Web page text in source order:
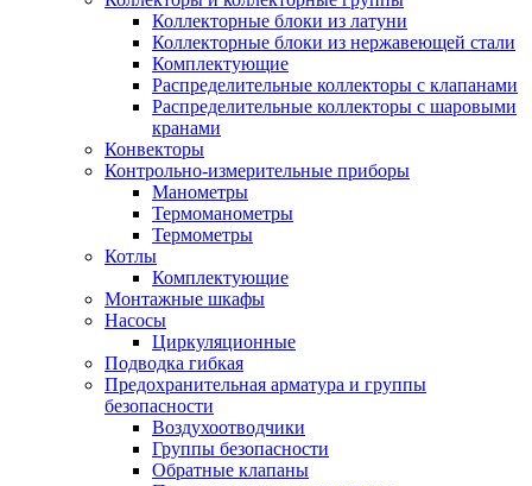
Коллекторные блоки из латуни
Коллекторные блоки из нержавеющей стали
Комплектующие
Распределительные коллекторы с клапанами
Распределительные коллекторы с шаровыми
кранами
Конвекторы
Контрольно-измерительные приборы
Манометры
Термоманометры
Термометры
Котлы
Комплектующие
Монтажные шкафы
Насосы
Циркуляционные
Подводка гибкая
Предохранительная арматура и группы
безопасности
Воздухоотводчики
Группы безопасности
Обратные клапаны